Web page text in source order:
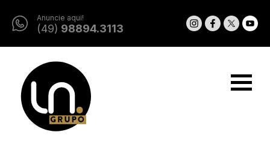
Anuncie aqui!
(49) 98894.3113